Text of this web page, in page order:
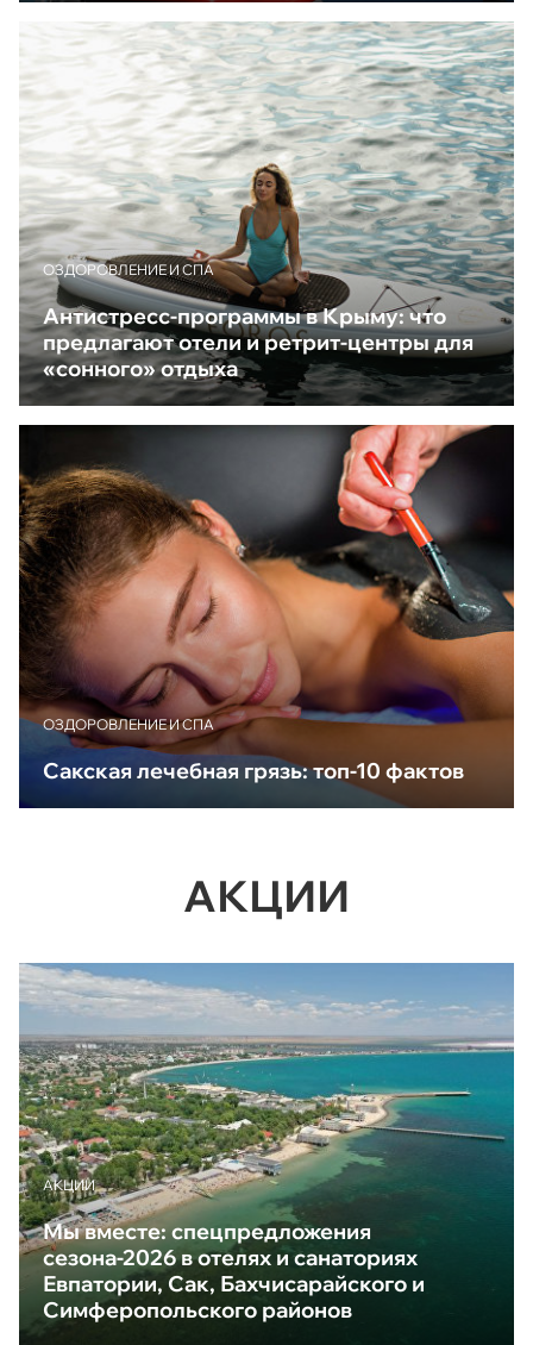
ОЗДОРОВЛЕНИЕ И СПА
Антистресс-программы в Крыму: что
предлагают отели и ретрит-центры для
«сонного» отдыха
ОЗДОРОВЛЕНИЕ И СПА
Сакская лечебная грязь: топ-10 фактов
АКЦИИ
АКЦИИ
Мы вместе: спецпредложения
сезона-2026 в отелях и санаториях
Евпатории, Сак, Бахчисарайского и
Симферопольского районов